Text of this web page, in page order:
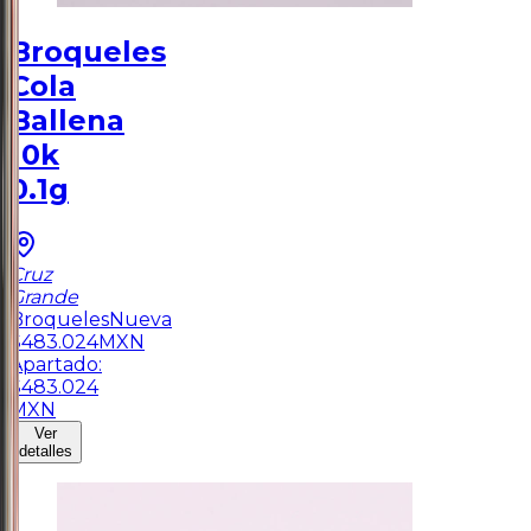
Broqueles
Cola
Ballena
10k
0.1g
Cruz
Grande
BroquelesNueva
$483.024MXN
Apartado:
$483.024
MXN
Ver
detalles